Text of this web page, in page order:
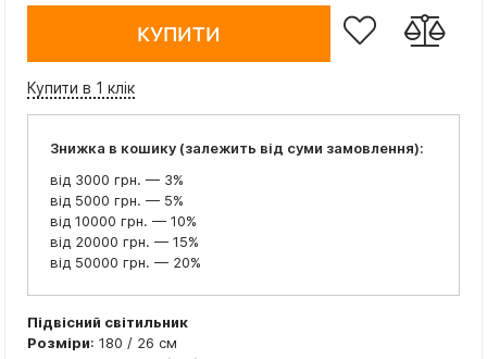
КУПИТИ
Купити в 1 клік
Знижка в кошику (залежить від суми замовлення):
від 3000 грн. — 3%
від 5000 грн. — 5%
від 10000 грн. — 10%
від 20000 грн. — 15%
від 50000 грн. — 20%
Підвісний світильник
Розміри: 180 / 26 см